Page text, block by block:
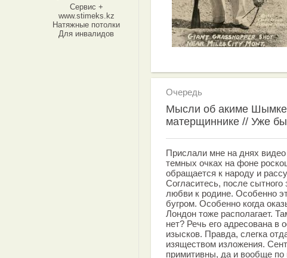
Сервис +
www.stimeks.kz
Натяжные потолки
Для инвалидов
Очередь
Мысли об акиме
матерщиннике // Уже
Прислали мне на днях
темных очках на фоне
обращается к народу и
Согласитесь, после сытного
любви к родине. Особенно
бугром. Особенно когда
Лондон тоже располагает.
нет? Речь его адресована
изысков. Правда, слегка
изяществом изложения.
примитивны, да и вообще по